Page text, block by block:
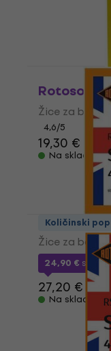
Žice za bas
4,6/5
19,30 €
Na skladištu
Žice za bas
24,90 € s
27,20 €
Na skladištu
Količinski